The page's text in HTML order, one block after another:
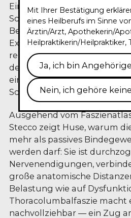
Mit Ihrer Bestätigung
eines Heilberufs im Sinne
Ärztin/Arzt, Apothekerin/
Heilpraktikerin/Heilpraktiker,
Ja, ich bin
Nein, ich gehöre
Einzelpraxis mit
Schmerztherapie und
Behandlung. In seinem
Experts 2026 verschiebt er
reinen Schmerzreduktion
des myofaszialen Systems
ein Therapieziel ein, das in
Schmerzmedizin häufig zu
Ausgehend vom
Stecco zeigt Huse, warum
mehr als passives
werden darf: Sie ist
Nervenendigungen,
große anatomische
Belastung wie auf
Thoracolumbalfaszie macht
nachvollziehbar — ein Zug